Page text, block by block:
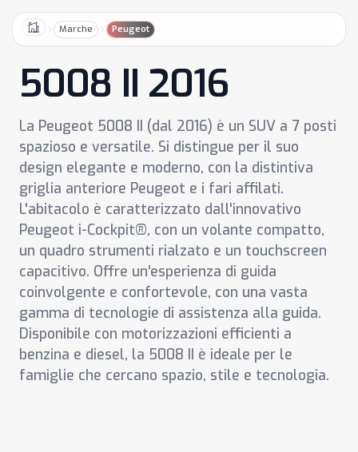
HomeMarche Peugeot
5008 II 2016
La Peugeot 5008 II (dal 2016) è un SUV a 7 posti
spazioso e versatile. Si distingue per il suo
design elegante e moderno, con la distintiva
griglia anteriore Peugeot e i fari affilati.
L'abitacolo è caratterizzato dall'innovativo
Peugeot i-Cockpit®, con un volante compatto,
un quadro strumenti rialzato e un touchscreen
capacitivo. Offre un'esperienza di guida
coinvolgente e confortevole, con una vasta
gamma di tecnologie di assistenza alla guida.
Disponibile con motorizzazioni efficienti a
benzina e diesel, la 5008 II è ideale per le
famiglie che cercano spazio, stile e tecnologia.